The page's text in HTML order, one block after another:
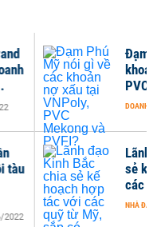
Đạm Phú Mỹ nói gì về các
khoản nợ xấu tại VNPoly,
PVC Mekong và PVFI?
DOANH NGHIỆP
-
06:33 | 27/06/2022
Lãnh đạo Kinh Bắc chia
sẻ kế hoạch hợp tác với
các quỹ từ Mỹ, sắp có...
16:39 | 26/06/2022